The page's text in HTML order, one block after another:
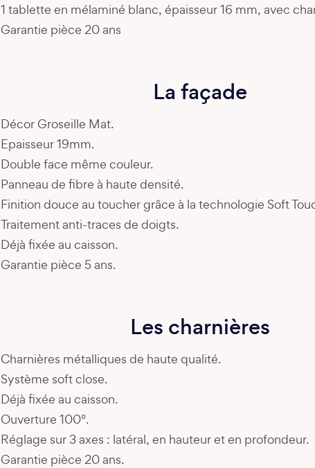
1 tablette en mélaminé blanc, épaisseur 16 mm, avec
Garantie pièce 20 ans
La façade
Décor Groseille Mat.
Epaisseur 19mm.
Double face même couleur.
Panneau de fibre à haute densité.
Finition douce au toucher grâce à la technologie Soft
Traitement anti-traces de doigts.
Déjà fixée au caisson.
Garantie pièce 5 ans.
Les charnières
Charnières métalliques de haute qualité.
Système soft close.
Déjà fixée au caisson.
Ouverture 100°.
Réglage sur 3 axes : latéral, en hauteur et en profondeur.
Garantie pièce 20 ans.